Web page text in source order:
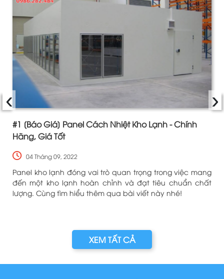
#1 [Báo Giá] Panel Cách Nhiệt Kho Lạnh - Chính
Hãng, Giá Tốt
04 Tháng 09, 2022
Panel kho lạnh đóng vai trò quan trọng trong việc mang
đến một kho lạnh hoàn chỉnh và đạt tiêu chuẩn chất
lượng. Cùng tìm hiểu thêm qua bài viết này nhé!
‹ ›
XEM TẤT CẢ